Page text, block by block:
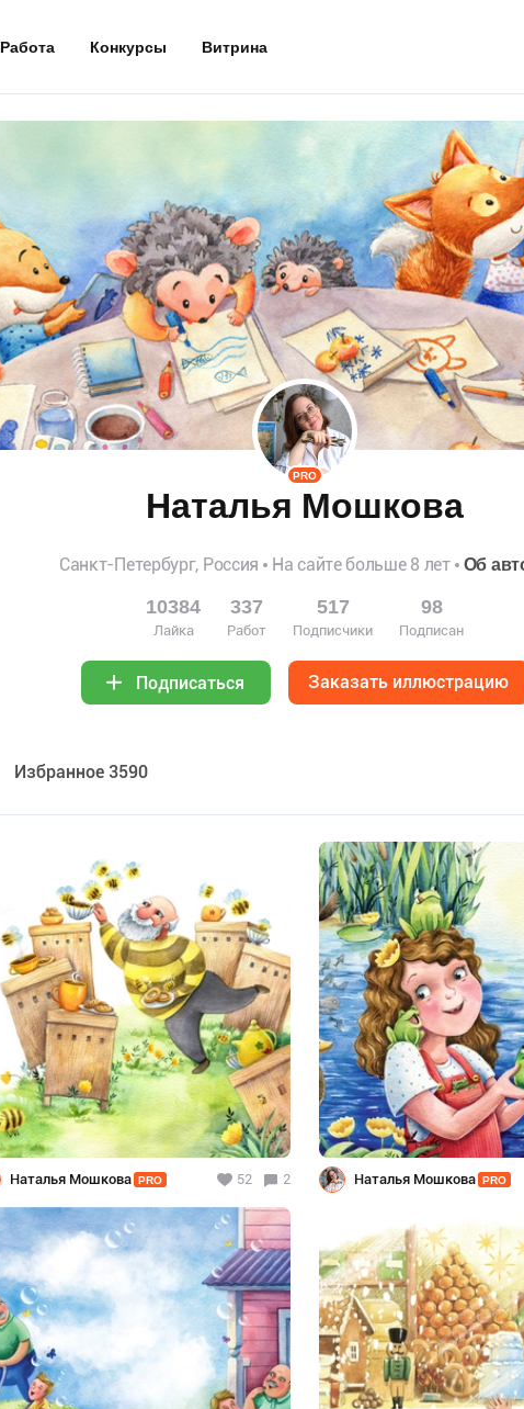
Работа Конкурсы Витрина
PRO
Наталья Мошкова
Санкт-Петербург, Россия На сайте больше 8 лет Об
10384
Лайка
337
Работ
517
Подписчики
98
Подписан
Подписаться Заказать иллюстрацию
Избранное 3590
Наталья Мошкова PRO 52 2 Наталья Мошкова PRO